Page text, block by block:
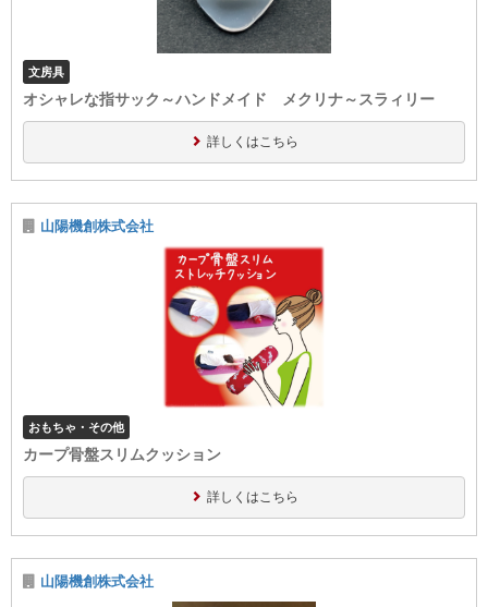
文房具
オシャレな指サック～ハンドメイド メクリナ～スラィリー
詳しくはこちら
山陽機創株式会社
おもちゃ・その他
カープ骨盤スリムクッション
詳しくはこちら
山陽機創株式会社